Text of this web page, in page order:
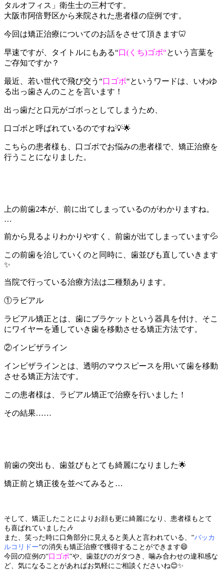
タルオフィス」衛生士の三村です。
大阪市阿倍野区から来院された患者様の症例です。
今回は矯正治療についてのお話をさせて頂きます🦷
早速ですが、タイトルにもある“口( くち)ゴボ“という言葉を
ご存知ですか？
最近、若い世代で飛び交う “口ゴボ“というワードは、いわゆ
る出っ歯さんのことを言います！
出っ歯だと口元がゴボっとしてしまうため、
口ゴボと呼ばれているのですね💡🌟
こちらの患者様も、口ゴボでお悩みの患者様で、矯正治療を
行うことになりました。
上の前歯2本が、前に出てしまっているのがわかりますね。
…
前から見るよりわかりやすく、前歯が出てしまっています💦
この前歯を治していくのと同時に、歯並びも直していきます
✨
当院で行っている治療方法は二種類あります。
①ラビアル
ラビアル矯正とは、歯にブラケットという器具を付け、そこ
にワイヤーを通していき歯を移動させる矯正方法です。
②インビザライン
インビザラインとは、透明のマウスピースを用いて歯を移動
させる矯正方法です。
この患者様は、ラビアル矯正で治療を行いました！
その結果……
前歯の突出も、歯並びもとても綺麗になりました🌟
矯正前と矯正後を並べてみると …
そして、矯正したことによりお顔も更に綺麗になり、患者様もとて
も喜ばれていました🎶
また、笑った時に口角部分に見えると美人と言われている、 “バッカ
ルコリドー“の消失も矯正治療で獲得することができます😄
今回の症例の“口ゴボ“や、歯並びのガタつき、噛み合わせの違和感な
ど、気になることがあればお気軽にご相談くださいね😊✨